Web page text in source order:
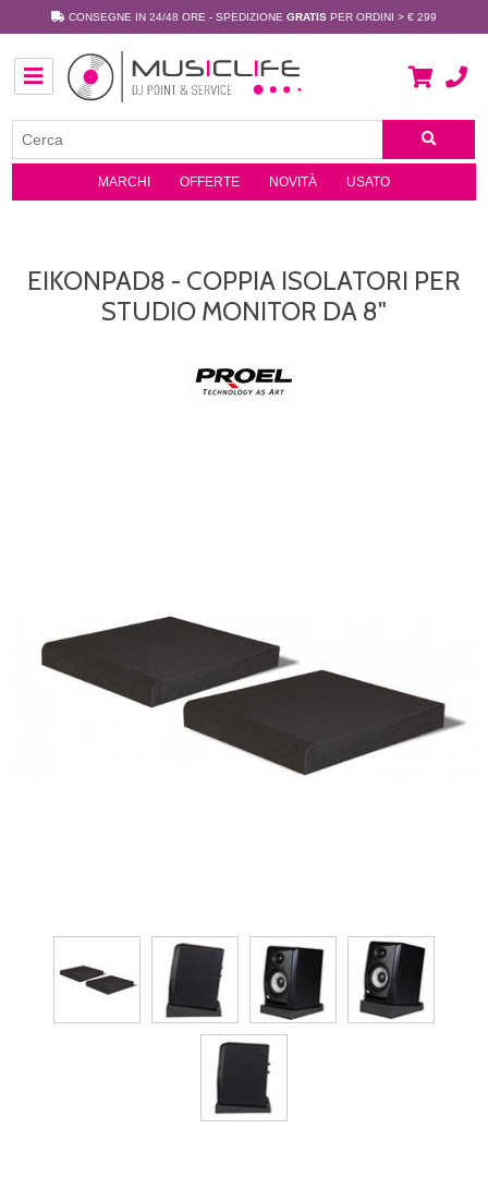
CONSEGNE IN 24/48 ORE - SPEDIZIONE GRATIS PER ORDINI > € 299
MARCHI OFFERTE NOVITÀ USATO
EIKONPAD8 - COPPIA ISOLATORI PER
STUDIO MONITOR DA 8"